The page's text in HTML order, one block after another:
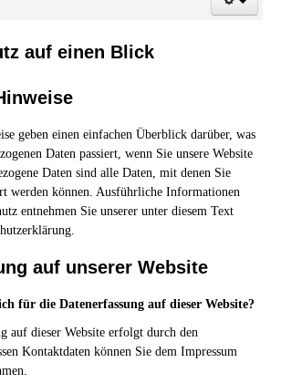
auf einen Blick
geben einen einfachen Überblick darüber, was
Daten passiert, wenn Sie unsere Website
Daten sind alle Daten, mit denen Sie
werden können. Ausführliche Informationen
entnehmen Sie unserer unter diesem Text
auf unserer Website
für die Datenerfassung auf dieser Website?
auf dieser Website erfolgt durch den
Kontaktdaten können Sie dem Impressum